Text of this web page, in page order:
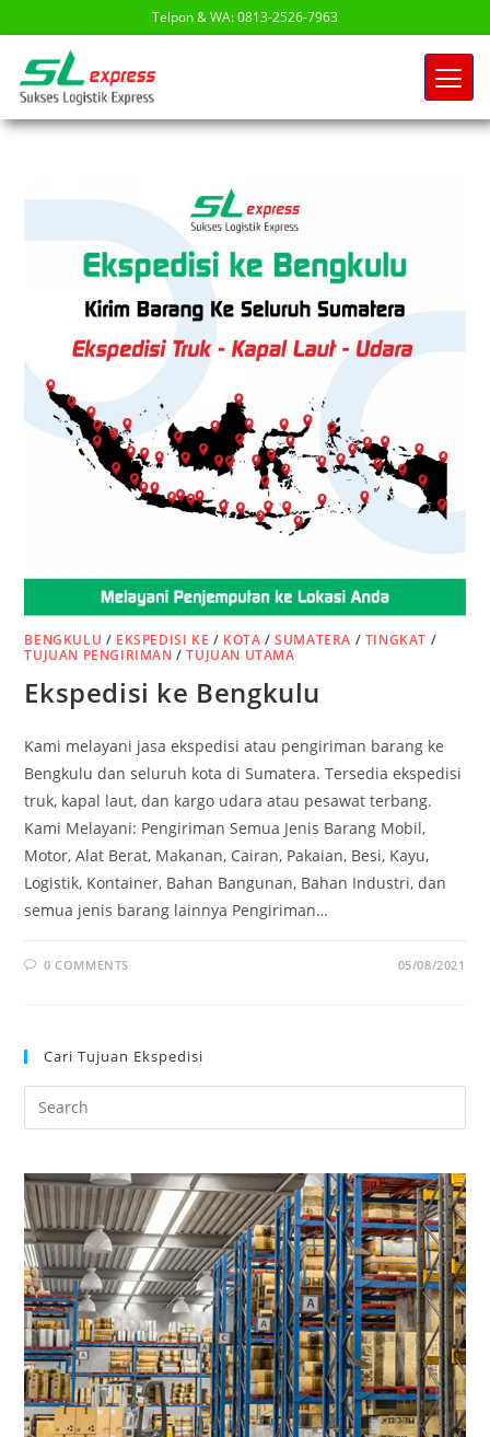
Telpon & WA: 0813-2526-7963
BENGKULU / EKSPEDISI KE / KOTA /SUMATERA / TINGKAT /
TUJUAN PENGIRIMAN /TUJUAN UTAMA
Ekspedisi ke Bengkulu
Kami melayani jasa ekspedisi atau pengiriman barang ke
Bengkulu dan seluruh kota di Sumatera. Tersedia ekspedisi
truk, kapal laut, dan kargo udara atau pesawat terbang.
Kami Melayani: Pengiriman Semua Jenis Barang Mobil,
Motor, Alat Berat, Makanan, Cairan, Pakaian, Besi, Kayu,
Logistik, Kontainer, Bahan Bangunan, Bahan Industri, dan
semua jenis barang lainnya Pengiriman…
0 COMMENTS 05/08/2021
Cari Tujuan Ekspedisi